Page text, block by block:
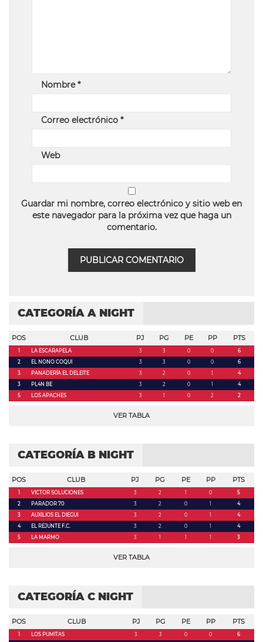
Nombre*
Correo electrónico *
Web
Guardar mi nombre, correo electrónico y sitio web en
este navegador para la próxima vez que haga un
comentario.
CATEGORÍA A NIGHT
POS CLUB PJ PG PE PP PTS
1 LA ESCARAPELA 3 3 0 0
6
2
EL NONO COQUI 3 3 0 0
6
3
PANADERÍA EL DELEITE 3 2 0 1
4
3
PL4N BE 3 2 0 1
4
5
LOS APACHES 3 1 0 2 2
VER TABLA
CATEGORÍA B NIGHT
POS CLUB PJ PG PE PP PTS
1 VICTOR SOLUCIONES 3 2 1 0
5
2
PARADOR 70 3 2 0 1
4
3
AUXILIOS EL DIEGUI 3 2 0 1
4
4
EL REJUNTE F.C. 3 2 0 1
4
5
LA MARMO 3 1 1 1 3
VER TABLA
CATEGORÍA C NIGHT
POS CLUB PJ PG PE PP PTS
1 LOS PUMITAS 3 3 0 0 6